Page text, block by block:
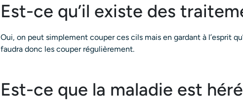
Est-ce qu’il existe des
Oui, on peut simplement couper ces cils mais en gardant à l’esprit
faudra donc les couper régulièrement.
Est-ce que la maladie est